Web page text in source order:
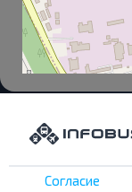
Житковичи АС
М-н Озерный
Согласие